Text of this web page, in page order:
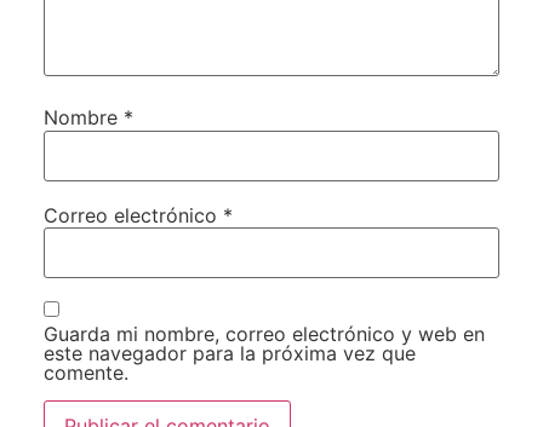
Nombre *
Correo electrónico *
Guarda mi nombre, correo electrónico y web en
este navegador para la próxima vez que
comente.